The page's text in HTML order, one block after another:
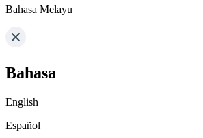
Bahasa Melayu
Bahasa
English
Español